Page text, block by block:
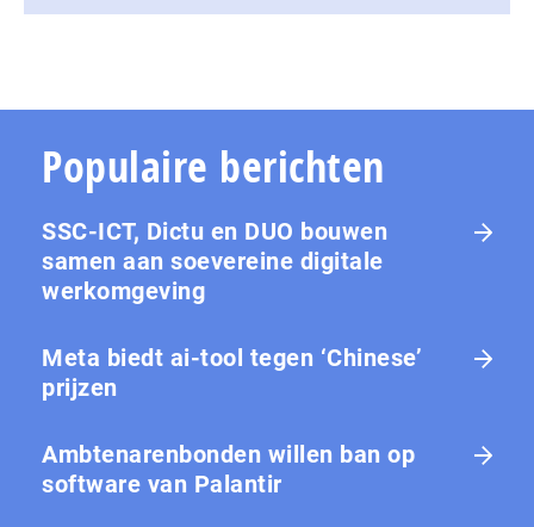
Populaire berichten
SSC-ICT, Dictu en DUO bouwen
samen aan soevereine digitale
werkomgeving
Meta biedt ai-tool tegen ‘Chinese’
prijzen
Ambtenarenbonden willen ban op
software van Palantir